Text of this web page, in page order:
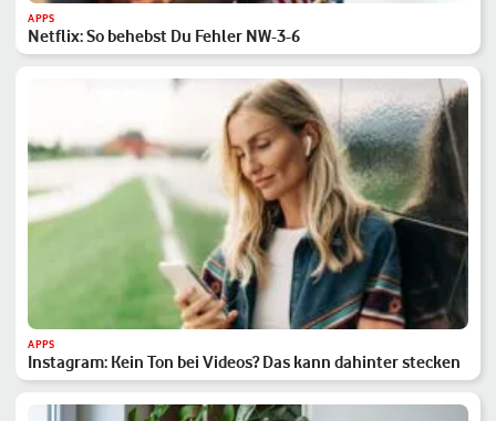
APPS
Netflix: So behebst Du Fehler NW-3-6
APPS
Instagram: Kein Ton bei Videos? Das kann dahinter stecken